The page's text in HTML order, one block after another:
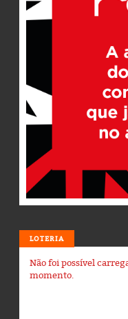
LOTERIA
Não foi possível
momento.